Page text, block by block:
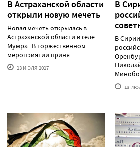
В Астраханской области
открыли новую мечеть
Новая мечеть открылась в
Астраханской области в селе
Мумра. В торжественном
мероприятии приня......
13 ИЮЛЯ'2017
В
В
13